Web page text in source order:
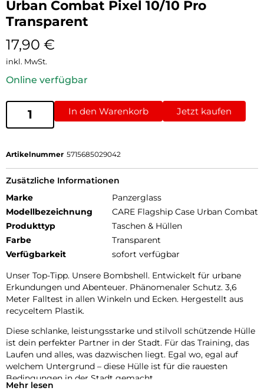
Urban Combat Pixel 10/10 Pro
Transparent
17,90 €
inkl. MwSt.
Online verfügbar
In den Warenkorb Jetzt kaufen
Artikelnummer 5715685029042
Zusätzliche Informationen
Marke
Panzerglass
Modellbezeichnung
CARE Flagship Case Urban Combat
Produkttyp
Taschen & Hüllen
Farbe
Transparent
Verfügbarkeit
sofort verfügbar
Unser Top-Tipp. Unsere Bombshell. Entwickelt für urbane
Erkundungen und Abenteuer. Phänomenaler Schutz. 3,6
Meter Falltest in allen Winkeln und Ecken. Hergestellt aus
recyceltem Plastik.
Diese schlanke, leistungsstarke und stilvoll schützende Hülle
ist dein perfekter Partner in der Stadt. Für das Training, das
Laufen und alles, was dazwischen liegt. Egal wo, egal auf
welchem Untergrund – diese Hülle ist für die rauesten
Bedingungen in der Stadt gemacht.
Mehr lesen